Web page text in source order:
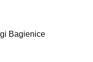
Bagienice